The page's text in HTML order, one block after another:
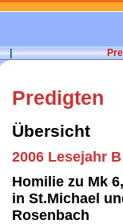
|
Predigten
Übersicht
2006 Lesejahr B
Homilie zu Mk
in St.Michael
Rosenbach